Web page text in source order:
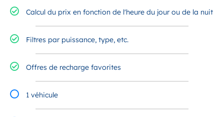
Calcul du prix en fonction de l'heure du jour ou de la nuit
Filtres par puissance, type, etc.
Offres de recharge favorites
1 véhicule